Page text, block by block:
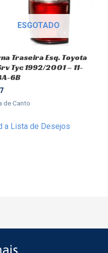
ESGOTADO
Traseira Esq. Toyota
Tyc 1992/2001 – 11-
6B
de Canto
a Lista de Desejos